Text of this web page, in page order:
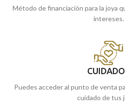
Método de financiación para la joya
intereses.
Puedes acceder al punto de venta
cuidado de tus